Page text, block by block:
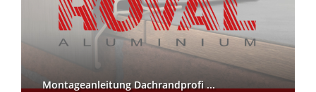
Montageanleitung Dachrandprofi ...